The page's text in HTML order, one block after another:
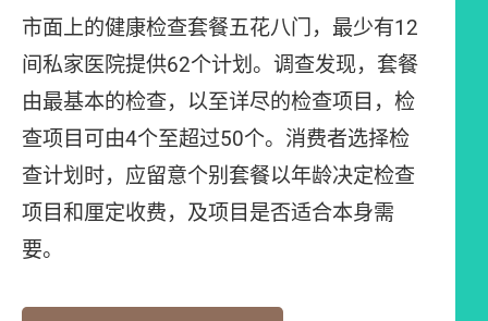
市面上的健康检查套餐五花八门，最少有12
间私家医院提供62个计划。调查发现，套餐
由最基本的检查，以至详尽的检查项目，检
查项目可由4个至超过50个。消费者选择检
查计划时，应留意个别套餐以年龄决定检查
项目和厘定收费，及项目是否适合本身需
要。